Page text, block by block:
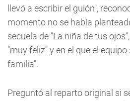
llevó a escribir el guión",
momento no se había
secuela de "La niña de tus
"muy feliz" y en el que el
familia".
Preguntó al reparto original si